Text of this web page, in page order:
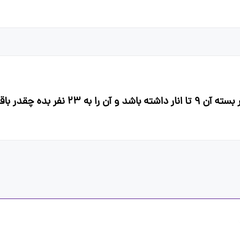
اگر احمد ۶ بسته انار بخرد و هر بسته آن ۹ تا